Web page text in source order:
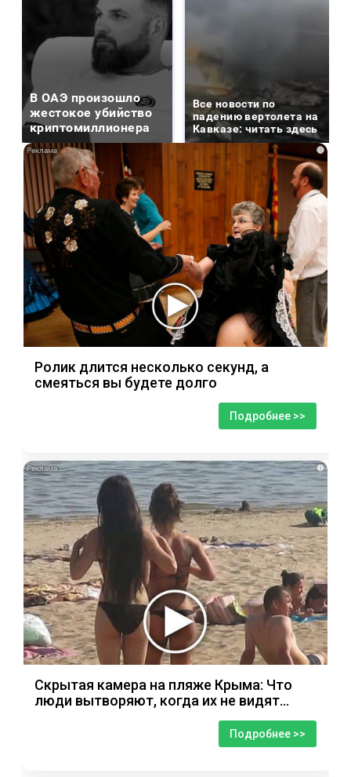
В ОАЭ произошло
жестокое убийство
криптомиллионера
Все новости по
падению вертолета на
Кавказе: читать здесь
i
Ролик длится несколько секунд, а
смеяться вы будете долго
Подробнее >>
i
Скрытая камера на пляже Крыма: Что
люди вытворяют, когда их не видят...
Подробнее >>